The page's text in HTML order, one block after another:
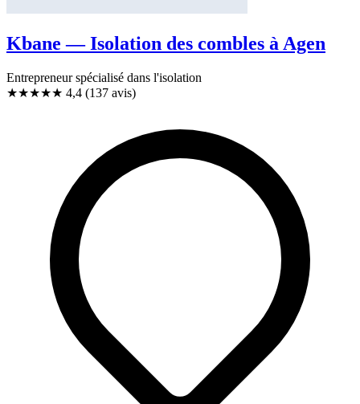
Kbane — Isolation des combles à Agen
Entrepreneur spécialisé dans l'isolation
★★★★★ 4,4 (137 avis)